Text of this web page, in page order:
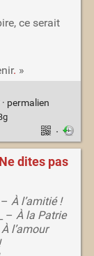
ce serait
. »
permalien
·
dites pas
À l’amitié !
– À la Patrie
À l’amour